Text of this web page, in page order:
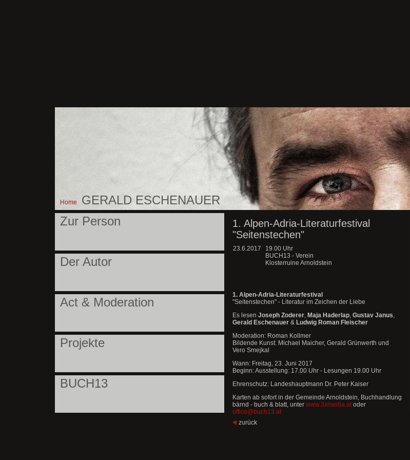
GERALD ESCHENAUER
Home
zurück
Zur Person
Der Autor
Act & Moderation
Projekte
BUCH13
1. Alpen-Adria-Literaturfestival
"Seitenstechen"
23.6.2017
19.00 Uhr
BUCH13 - Verein
Klosterruine Arnoldstein
1. Alpen-Adria-Literaturfestival
"Seitenstechen" - Literatur im Zeichen der Liebe
Es lesen Joseph Zoderer, Maja Haderlap, Gustav Janus,
Gerald Eschenauer & Ludwig Roman Fleischer
Moderation: Roman Kollmer
Bildende Kunst: Michael Maicher, Gerald Grünwerth und
Vero Smejkal
Wann: Freitag, 23. Juni 2017
Beginn: Ausstellung: 17.00 Uhr - Lesungen 19.00 Uhr
Ehrenschutz: Landeshauptmann Dr. Peter Kaiser
Karten ab sofort in der Gemeinde Arnoldstein, Buchhandlung
bärnd - buch & blatt, unter www.3xmedia.atoder
office@buch13.at